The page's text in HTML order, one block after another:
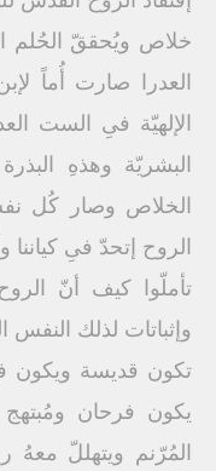
خلاص ويُحققّ الحُلم
العدرا صارت أُماً
الإلهيّة فىِ الست
البشريّة وهذهِ
الخلاص وصار كُل
الروح إتحدّ فىِ
تأملّوا كيف أنّ
وإثباتات لذلك النفس
تكون قديسة ويكون
يكون فرحان
المُرّنم ويتهللّ معهُ